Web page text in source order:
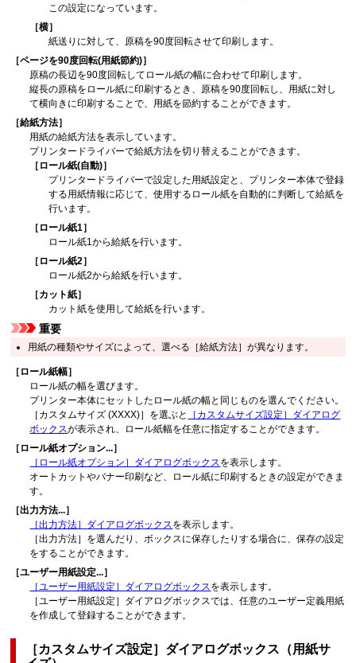
この設定になっています。
［横］
紙送りに対して、原稿を90度回転させて印刷します。
［ページを90度回転(用紙節約)］
原稿の長辺を90度回転してロール紙の幅に合わせて印刷します。
縦長の原稿をロール紙に印刷するとき、原稿を90度回転し、用紙に対し
て横向きに印刷することで、用紙を節約することができます。
［給紙方法］
用紙の給紙方法を表示しています。
プリンタードライバーで給紙方法を切り替えることができます。
［ロール紙(自動)］
プリンタードライバーで設定した用紙設定と、 プリンター本体で登録
する用紙情報に応じて、使用するロール紙を自動的に判断して給紙を
行います。
［ロール紙1］
ロール紙1から給紙を行います。
［ロール紙2］
ロール紙2から給紙を行います。
［カット紙］
カット紙を使用して給紙を行います。
重要
用紙の種類やサイズによって、選べる ［給紙方法］が異なります。
［ロール紙幅］
ロール紙の幅を選びます。
プリンター本体にセットしたロール紙の幅と同じものを選んでください。
［カスタムサイズ (XXXX)］ を選ぶと ［カスタムサイズ設定］ ダイアログ
ボックスが表示され、ロール紙幅を任意に指定することができます。
［ロール紙オプション...］
［ロール紙オプション］ ダイアログボックス を表示します。
オートカットやバナー印刷など、ロール紙に印刷するときの設定ができま
す。
［出力方法...］
［出力方法］ ダイアログボックス を表示します。
［出力方法］ を選んだり、ボックスに保存したりする場合に、保存の設定
をすることができます。
［ユーザー用紙設定...］
［ユーザー用紙設定］ ダイアログボックス を表示します。
［ユーザー用紙設定］ ダイアログボックスでは、任意のユーザー定義用紙
を作成して登録することができます。
［カスタムサイズ設定］ ダイアログボックス（用紙サ